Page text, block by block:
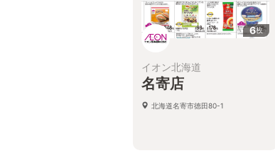
6枚
イオン北海道
名寄店
北海道名寄市徳田80-1